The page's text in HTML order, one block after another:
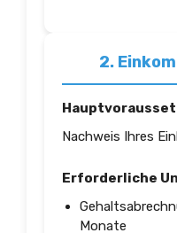
2.
Nachweis Ihres
Erforderliche
Monate